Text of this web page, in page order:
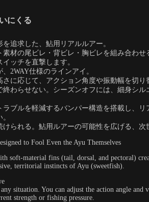
にくる
追求した、鮎用リアルルアー。
素材の尾ビレ・背ビレ・胸ビレを組み合わ
ッチを直撃します。
2WAY仕様のラインアイ。
さに応じて、アクション角度や振動幅を切
終わらせない。シーズンオフには、細身シ
ラブルを軽減するバンパー構造を搭載し、
けられる。鮎用ルアーの可能性を広げる、次
to Fool Even the Ayu Themselves
soft-material fins (tail, dorsal, and pectoral)
territorial instincts of Ayu (sweetfish).
situation. You can adjust the action angle
strength or fishing pressure.